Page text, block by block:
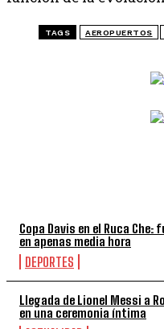
Copa Davis en el Ruca
en apenas media hora
DEPORTES
Llegada de Lionel Messi a
en una ceremonia íntima
TAGS AEROPUERTOS